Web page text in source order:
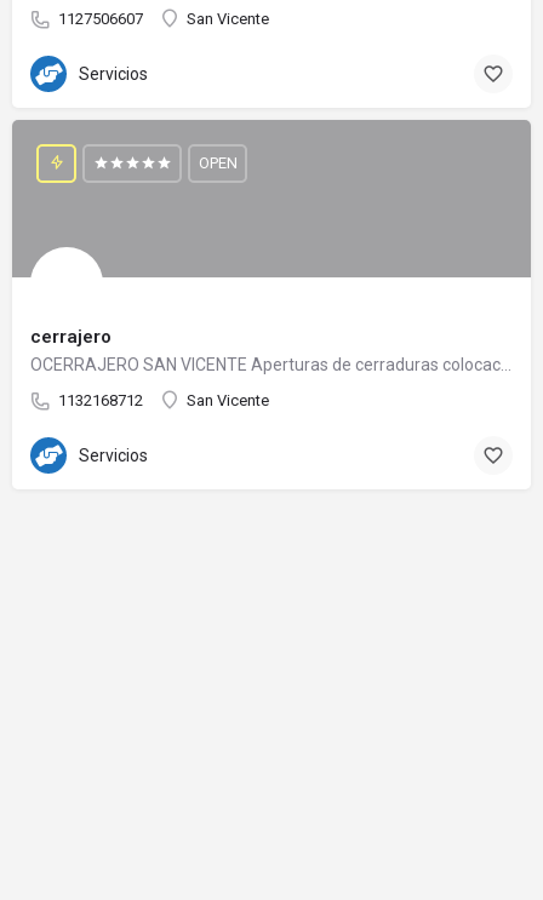
1127506607 San Vicente
Servicios
cerrajero
1132168712 San Vicente
OPEN
Servicios